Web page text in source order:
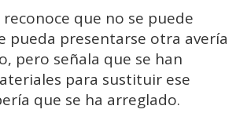
reconoce que no se puede
pueda presentarse otra avería
pero señala que se han
para sustituir ese
que se ha arreglado.